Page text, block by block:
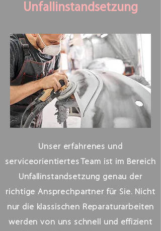
Unfallinstandsetzung
Unser erfahrenes und
serviceorientiertes Team ist im Bereich
Unfallinstandsetzung genau der
richtige Ansprechpartner für Sie. Nicht
nur die klassischen Reparaturarbeiten
werden von uns schnell und effizient